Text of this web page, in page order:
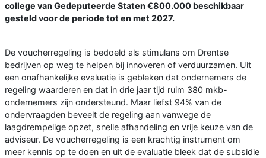
college van Gedeputeerde Staten €800.000 beschikbaar
gesteld voor de periode tot en met 2027.
De voucherregeling is bedoeld als stimulans om Drentse
bedrijven op weg te helpen bij innoveren of verduurzamen. Uit
een onafhankelijke evaluatie is gebleken dat ondernemers de
regeling waarderen en dat in drie jaar tijd ruim 380 mkb-
ondernemers zijn ondersteund. Maar liefst 94% van de
ondervraagden beveelt de regeling aan vanwege de
laagdrempelige opzet, snelle afhandeling en vrije keuze van de
adviseur. De voucherregeling is een krachtig instrument om
meer kennis op te doen en uit de evaluatie bleek dat de subsidie